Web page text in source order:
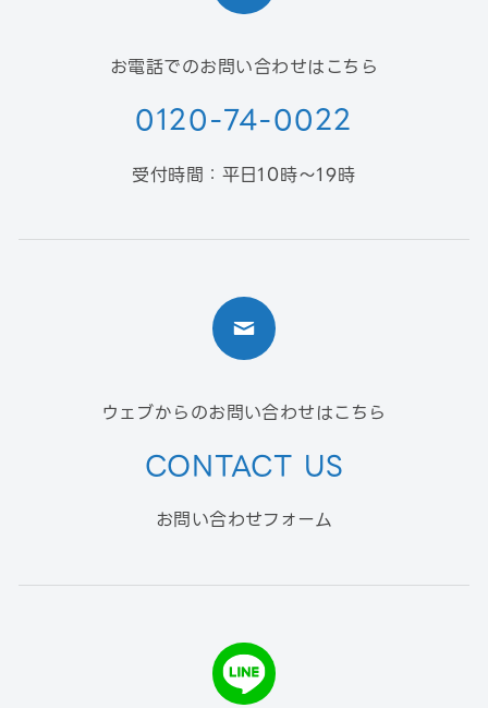
お電話でのお問い合わせはこちら
0120-74-0022
受付時間：平日10時〜19時
ウェブからのお問い合わせはこちら
CONTACT US
お問い合わせフォーム